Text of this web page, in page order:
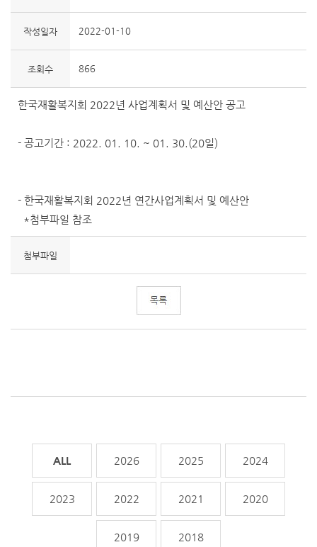
작성일자 2022-01-10
조회수 866
한국재활복지회 2022년 사업계획서 및 예산안 공고
- 공고기간 : 2022. 01. 10. ~ 01. 30.(20일)
- 한국재활복지회 2022년 연간사업계획서 및 예산안
*첨부파일 참조
첨부파일
전체 2026 2025 2024
2023 2022 2021 2020
2019 2018